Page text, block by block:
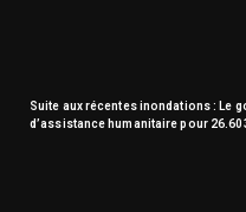
Suite aux récentes inondations : Le
d’assistance humanitaire pour